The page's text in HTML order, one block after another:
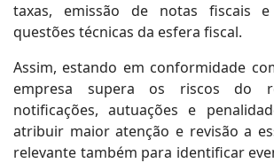
taxas, emissão de notas fiscais
questões técnicas da esfera fiscal.
Assim, estando em conformidade
empresa supera os riscos do
notificações, autuações e
atribuir maior atenção e revisão a
relevante também para identificar